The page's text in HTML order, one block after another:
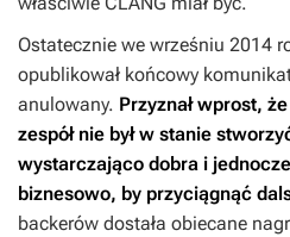
Ostatecznie we wrześniu 2014
opublikował końcowy
anulowany. Przyznał wprost,
zespół nie był w stanie
wystarczająco dobra i
biznesowo, by przyciągnąć
backerów dostała obiecane